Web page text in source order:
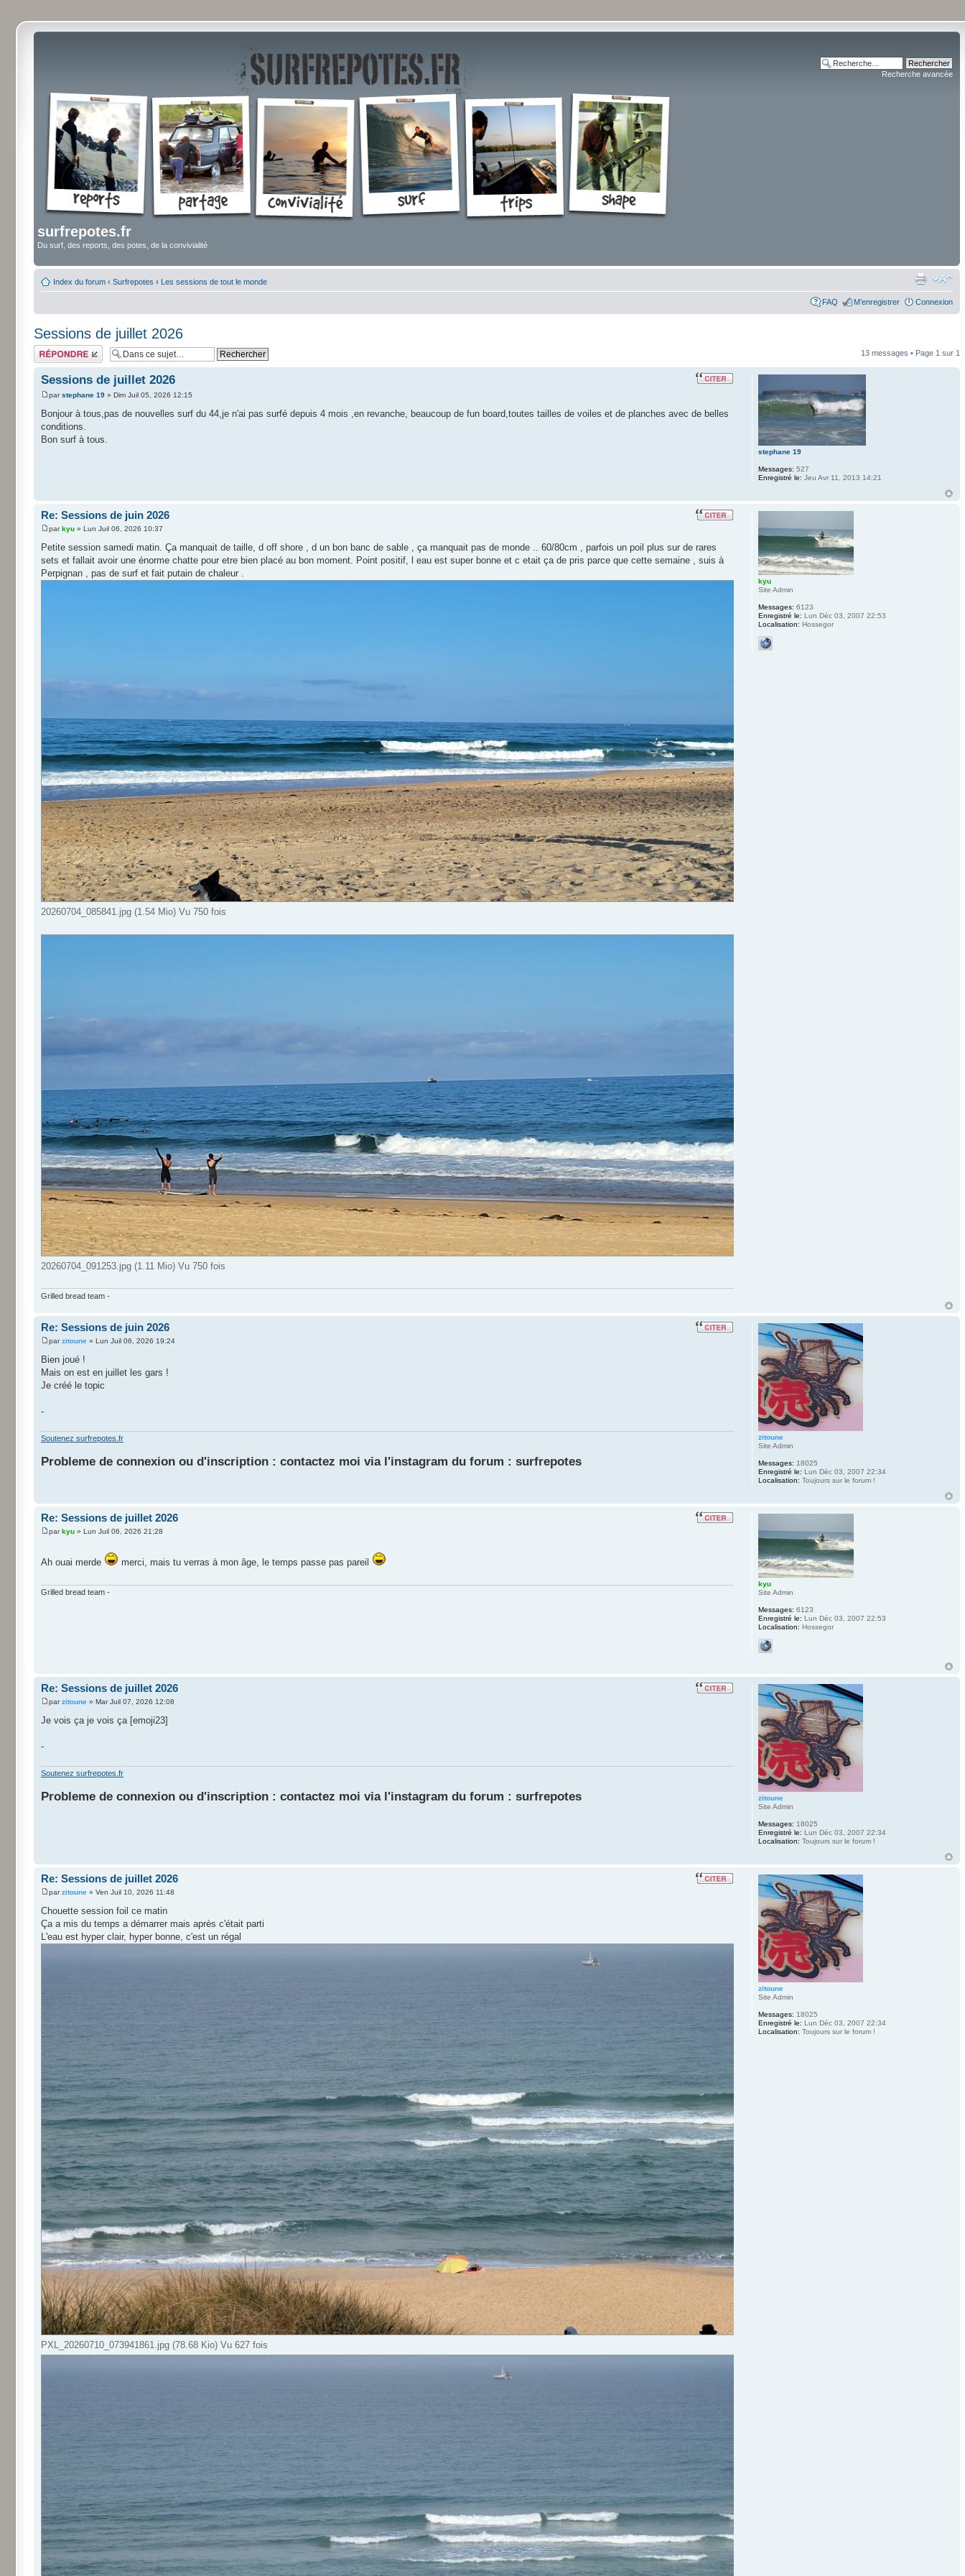
surfrepotes.fr
Du surf, des reports, des potes, de la convivialité
Recherche avancée
Index du forum ‹ Surfrepotes ‹ Les sessions de tout le monde
FAQ M’enregistrer Connexion
Sessions de juillet 2026
Répondre 13 messages • Page 1 sur 1
Sessions de juillet 2026
parstephane 19 » Dim Juil 05, 2026 12:15
Bonjour à tous,pas de nouvelles surf du 44,je n'ai pas surfé depuis 4 mois ,en revanche, beaucoup de fun board,toutes tailles de voiles et de planches avec de belles
conditions.
Bon surf à tous.
stephane 19
Messages: 527
Enregistré le: Jeu Avr 11, 2013 14:21
Re: Sessions de juin 2026
parkyu » Lun Juil 06, 2026 10:37
Petite session samedi matin. Ça manquait de taille, d off shore , d un bon banc de sable , ça manquait pas de monde .. 60/80cm , parfois un poil plus sur de rares
sets et fallait avoir une énorme chatte pour etre bien placé au bon moment. Point positif, l eau est super bonne et c etait ça de pris parce que cette semaine , suis à
Perpignan , pas de surf et fait putain de chaleur .
20260704_085841.jpg (1.54 Mio) Vu 750 fois
20260704_091253.jpg (1.11 Mio) Vu 750 fois
Grilled bread team -
kyu
Site Admin
Messages: 6123
Enregistré le: Lun Déc 03, 2007 22:53
Localisation: Hossegor
Re: Sessions de juin 2026
parzitoune » Lun Juil 06, 2026 19:24
Bien joué !
Mais on est en juillet les gars !
Je créé le topic
-
Soutenez surfrepotes.fr
Probleme de connexion ou d'inscription : contactez moi via l'instagram du forum : surfrepotes
zitoune
Site Admin
Messages: 18025
Enregistré le: Lun Déc 03, 2007 22:34
Localisation: Toujours sur le forum !
Re: Sessions de juillet 2026
parkyu » Lun Juil 06, 2026 21:28
Ah ouai merde merci, mais tu verras à mon âge, le temps passe pas pareil
Grilled bread team -
kyu
Site Admin
Messages: 6123
Enregistré le: Lun Déc 03, 2007 22:53
Localisation: Hossegor
Re: Sessions de juillet 2026
parzitoune » Mar Juil 07, 2026 12:08
Je vois ça je vois ça [emoji23]
-
Soutenez surfrepotes.fr
Probleme de connexion ou d'inscription : contactez moi via l'instagram du forum : surfrepotes
zitoune
Site Admin
Messages: 18025
Enregistré le: Lun Déc 03, 2007 22:34
Localisation: Toujours sur le forum !
Re: Sessions de juillet 2026
parzitoune » Ven Juil 10, 2026 11:48
Chouette session foil ce matin
Ça a mis du temps a démarrer mais après c'était parti
L'eau est hyper clair, hyper bonne, c'est un régal
PXL_20260710_073941861.jpg (78.68 Kio) Vu 627 fois
zitoune
Site Admin
Messages: 18025
Enregistré le: Lun Déc 03, 2007 22:34
Localisation: Toujours sur le forum !